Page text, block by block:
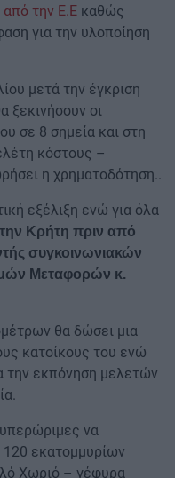
από την Ε.Ε καθώς
για την υλοποίηση
μετά την έγκριση
ξεκινήσουν οι
σε 8 σημεία και στη
κόστους –
η χρηματοδότηση..
εξέλιξη ενώ για όλα
Κρήτη πριν από
συγκοινωνιακών
Μεταφορών κ.
θα δώσει μια
κατοίκους του ενώ
την εκπόνηση μελετών
υπερώριμες να
εκατομμυρίων
Χωριό – γέφυρα